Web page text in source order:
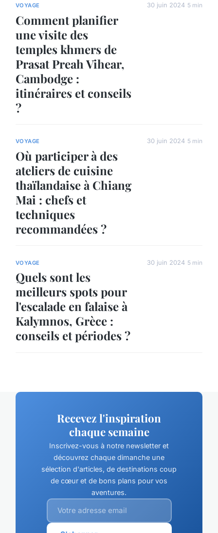
VOYAGE
Comment planifier
une visite des
temples khmers de
Prasat Preah Vihear,
Cambodge :
itinéraires et conseils
?
30 juin 2024 5 min
VOYAGE
Où participer à des
ateliers de cuisine
thaïlandaise à Chiang
Mai : chefs et
techniques
recommandées ?
30 juin 2024 5 min
VOYAGE
Quels sont les
meilleurs spots pour
l'escalade en falaise à
Kalymnos, Grèce :
conseils et périodes ?
30 juin 2024 5 min
Recevez l'inspiration
chaque semaine
Inscrivez-vous à notre newsletter et
découvrez chaque dimanche une
sélection d'articles, de destinations coup
de cœur et de bons plans pour vos
aventures.